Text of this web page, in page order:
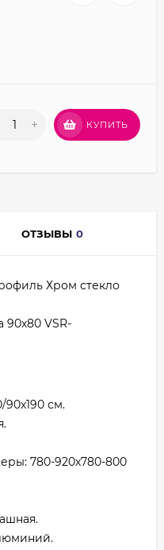
+ КУПИТЬ
ОТЗЫВЫ 0
Хром стекло
VSR-
см.
780-920х780-800